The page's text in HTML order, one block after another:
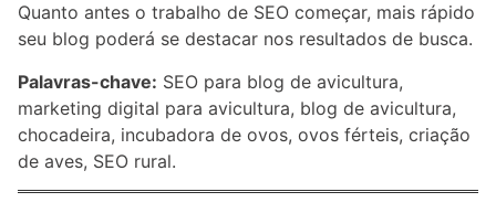
Quanto antes o trabalho de SEO começar, mais rápido
seu blog poderá se destacar nos resultados de busca.
Palavras-chave: SEO para blog de avicultura,
marketing digital para avicultura, blog de avicultura,
chocadeira, incubadora de ovos, ovos férteis, criação
de aves, SEO rural.